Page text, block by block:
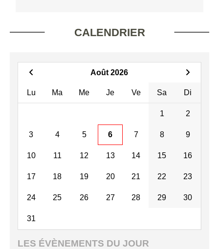
CALENDRIER
Août 2026
Lu Ma Me Je Ve Sa Di
1 2
3 4 5 6 7 8 9
10 11 12 13 14 15 16
17 18 19 20 21 22 23
24 25 26 27 28 29 30
31
LES ÉVÈNEMENTS DU JOUR